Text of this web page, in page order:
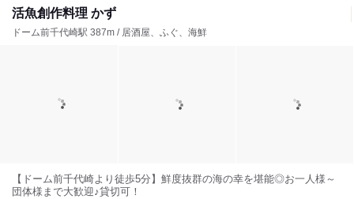
活魚創作料理 かず
ドーム前千代崎駅 387m / 居酒屋、ふぐ、海鮮
【ドーム前千代崎より徒歩5分】鮮度抜群の海の幸を堪能◎お一人様～
団体様まで大歓迎♪貸切可！